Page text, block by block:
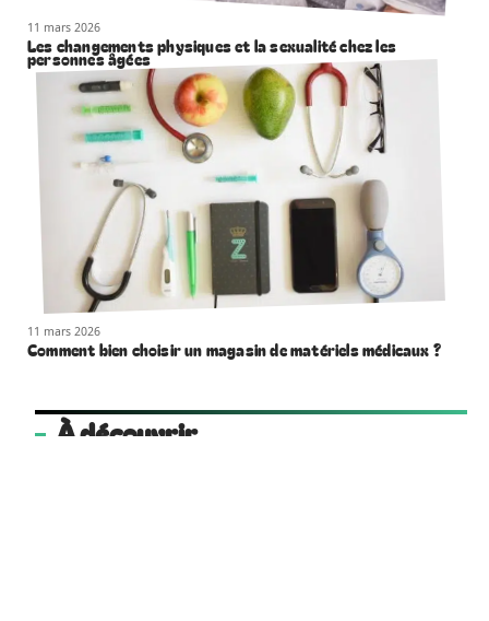
11 mars 2026
Les changements physiques et la sexualité chez les
personnes âgées
11 mars 2026
Comment bien choisir un magasin de matériels médicaux ?
À découvrir